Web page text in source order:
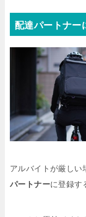
配達パートナー
アルバイトが厳しい
パートナーに登録す